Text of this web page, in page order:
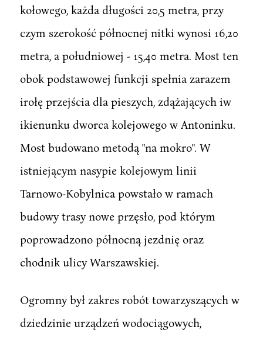
kołowego, każda długości 20,5 metra, przy
czym szerokość północnej nitki wynosi 16,20
metra, a południowej - 15,40 metra. Most ten
obok podstawowej funkcji spełnia zarazem
irołę przejścia dla pieszych, zdążających iw
ikienunku dworca kolejowego w Antoninku.
Most budowano metodą "na mokro". W
istniejącym nasypie kolejowym linii
Tarnowo-Kobylnica powstało w ramach
budowy trasy nowe przęsło, pod którym
poprowadzono północną jezdnię oraz
chodnik ulicy Warszawskiej.
Ogromny był zakres robót towarzyszących w
dziedzinie urządzeń wodociągowych,